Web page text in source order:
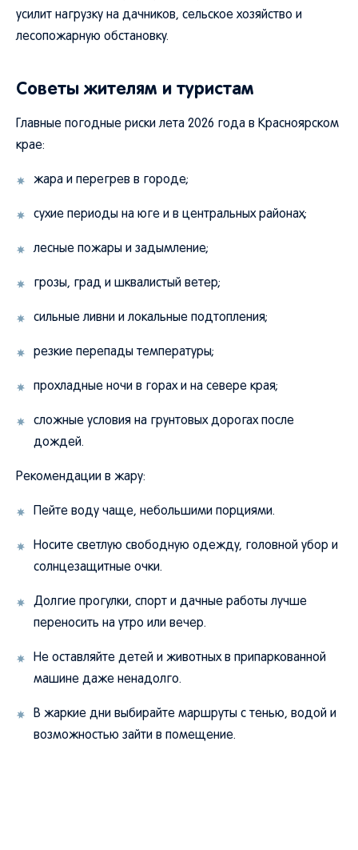
усилит нагрузку на дачников, сельское хозяйство и
лесопожарную обстановку.
Советы жителям и туристам
Главные погодные риски лета 2026 года в Красноярском
крае:
жара и перегрев в городе;
сухие периоды на юге и в центральных районах;
лесные пожары и задымление;
грозы, град и шквалистый ветер;
сильные ливни и локальные подтопления;
резкие перепады температуры;
прохладные ночи в горах и на севере края;
сложные условия на грунтовых дорогах после
дождей.
Рекомендации в жару:
Пейте воду чаще, небольшими порциями.
Носите светлую свободную одежду, головной убор и
солнцезащитные очки.
Долгие прогулки, спорт и дачные работы лучше
переносить на утро или вечер.
Не оставляйте детей и животных в припаркованной
машине даже ненадолго.
В жаркие дни выбирайте маршруты с тенью, водой и
возможностью зайти в помещение.